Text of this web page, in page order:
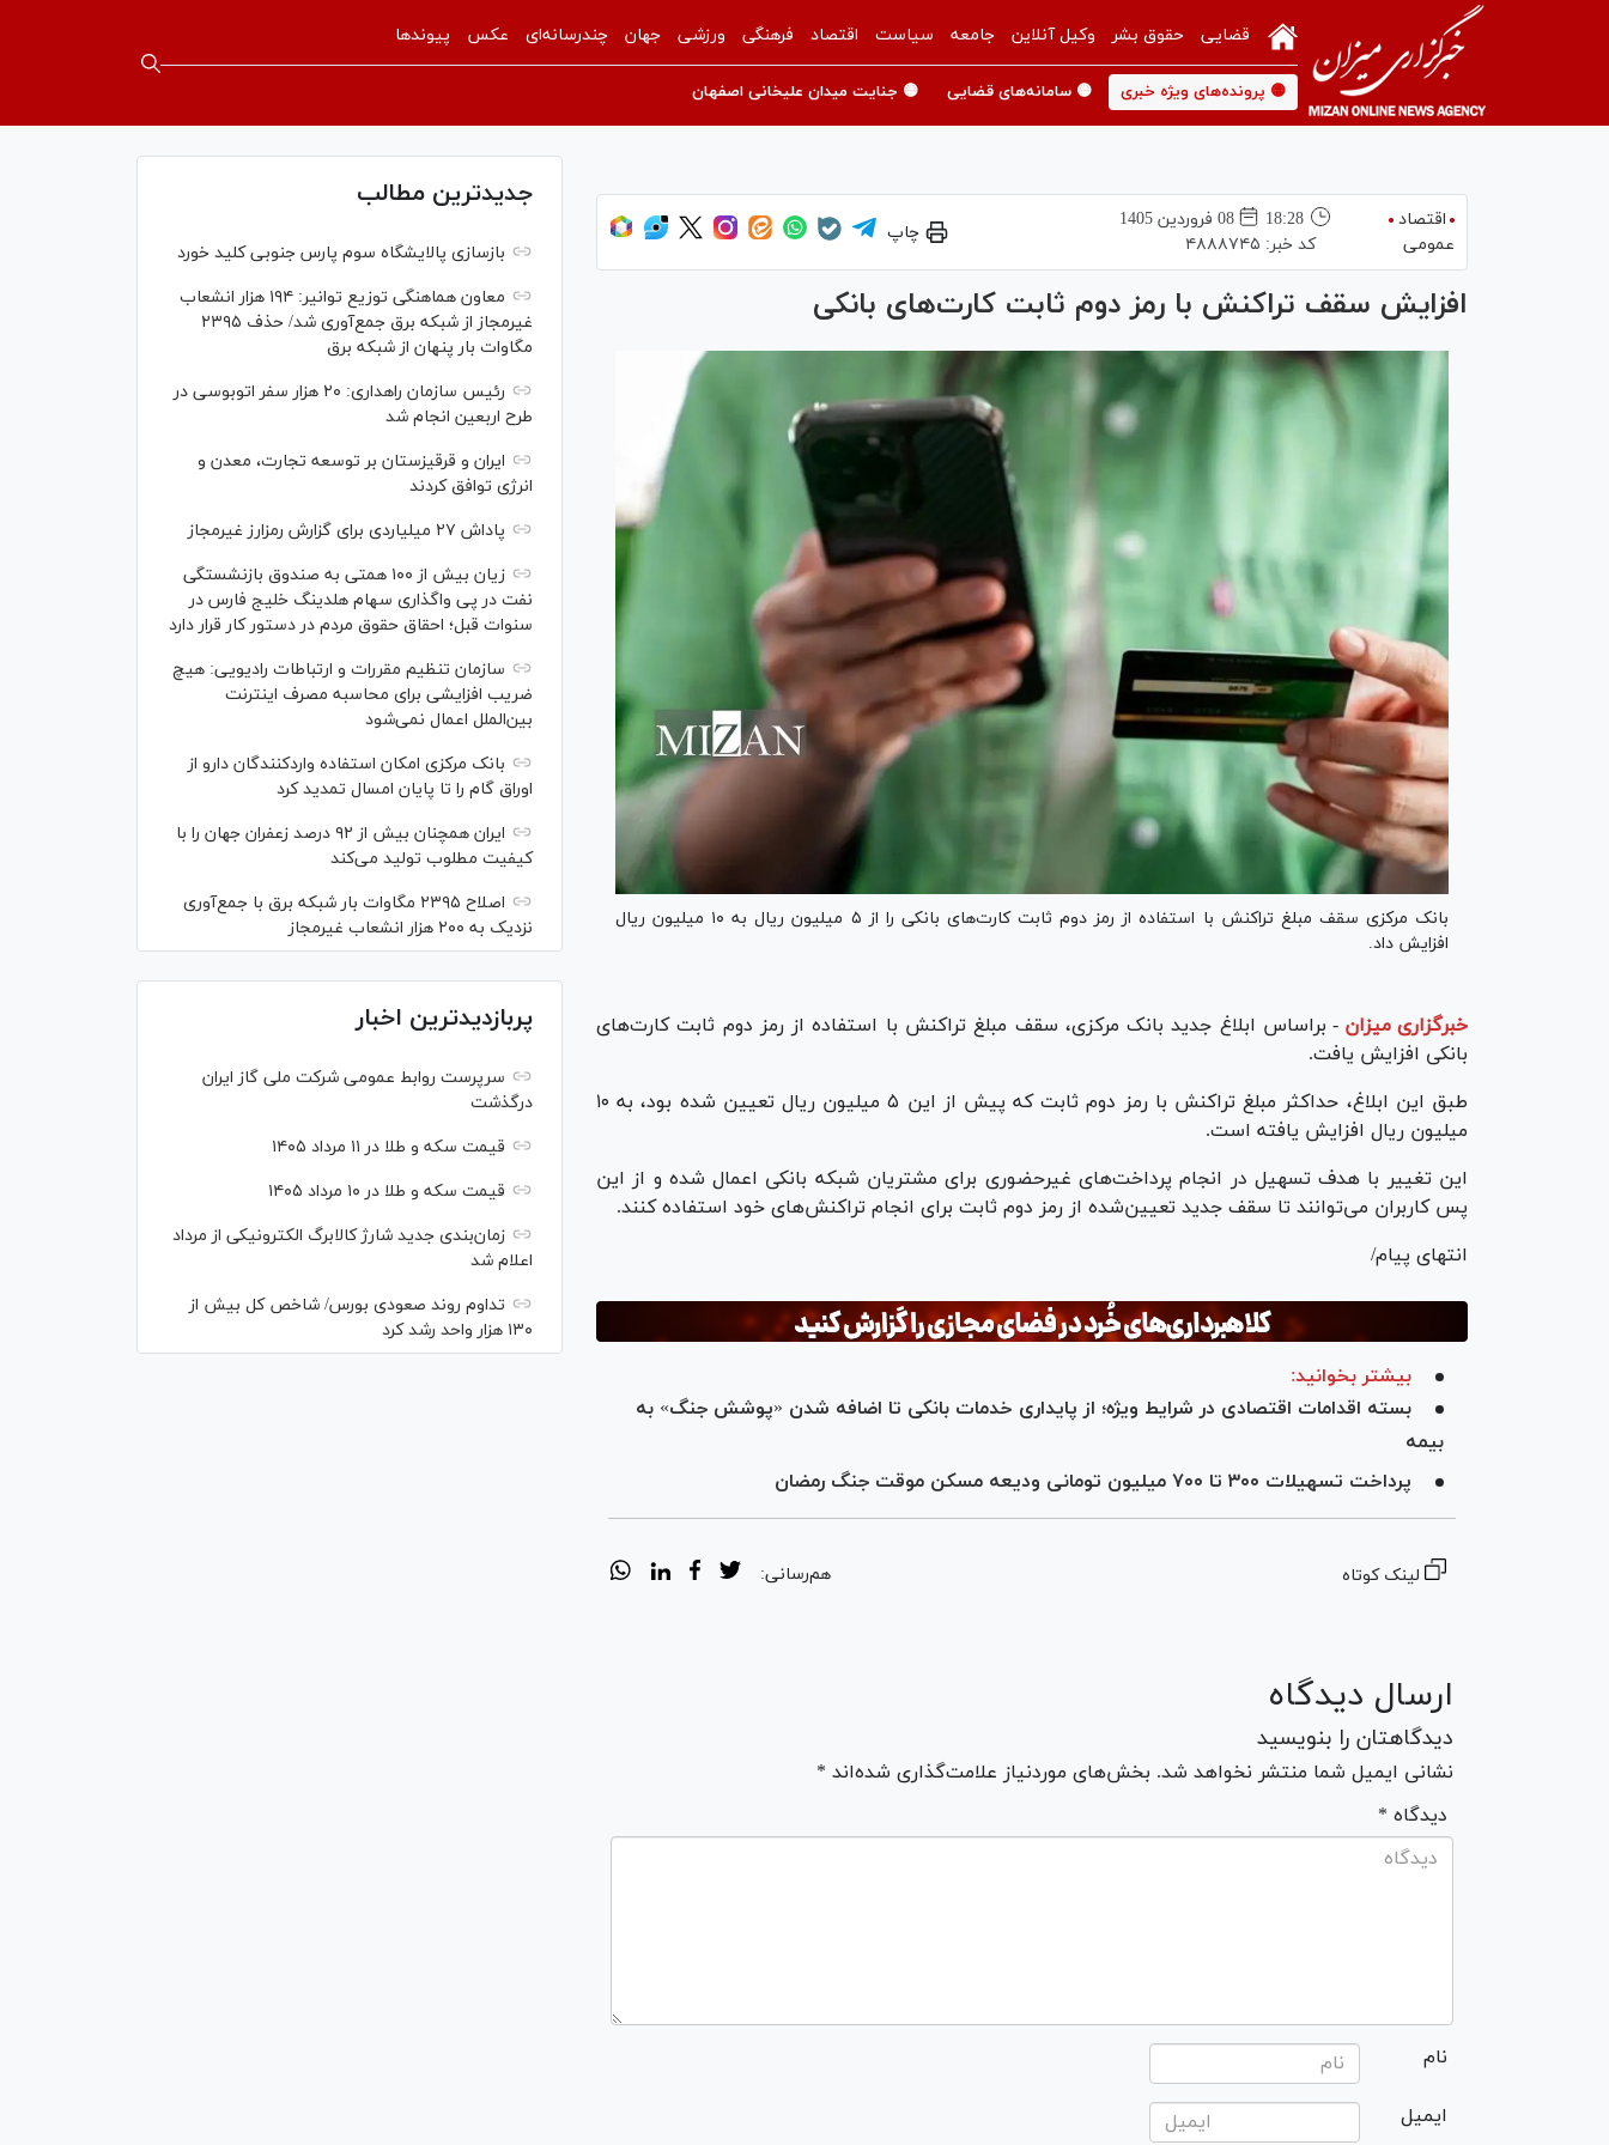
قضایی حقوق بشر وکیل آنلاین جامعه سیاست اقتصاد فرهنگی ورزشی جهان چندرسانه‌ای عکس پیوندها
🟡 پرونده‌های ویژه خبری 🟡 سامانه‌های قضایی 🟡 جنایت میدان علیخانی اصفهان
اقتصاد
عمومی
18:28
08 فروردين 1405
کد خبر: ۴۸۸۸۷۴۵
چاپ
افزایش سقف تراکنش با رمز دوم ثابت کارت‌های بانکی
بانک مرکزی سقف مبلغ تراکنش با استفاده از رمز دوم ثابت کارت‌های بانکی را از ۵ میلیون ریال به ۱۰ میلیون ریال
افزایش داد.
خبرگزاری میزان - براساس ابلاغ جدید بانک مرکزی، سقف مبلغ تراکنش با استفاده از رمز دوم ثابت کارت‌های
بانکی افزایش یافت.
طبق این ابلاغ، حداکثر مبلغ تراکنش با رمز دوم ثابت که پیش از این ۵ میلیون ریال تعیین شده بود، به ۱۰
میلیون ریال افزایش یافته است.
این تغییر با هدف تسهیل در انجام پرداخت‌های غیرحضوری برای مشتریان شبکه بانکی اعمال شده و از این
پس کاربران می‌توانند تا سقف جدید تعیین‌شده از رمز دوم ثابت برای انجام تراکنش‌های خود استفاده کنند.
انتهای پیام/
بیشتر بخوانید:
بسته اقدامات اقتصادی در شرایط ویژه؛ از پایداری خدمات بانکی تا اضافه شدن «پوشش جنگ» به
بیمه
پرداخت تسهیلات ۳۰۰ تا ۷۰۰ میلیون تومانی ودیعه مسکن موقت جنگ رمضان
لینک کوتاه هم‌رسانی:
ارسال دیدگاه
دیدگاهتان را بنویسید
نشانی ایمیل شما منتشر نخواهد شد. بخش‌های موردنیاز علامت‌گذاری شده‌اند *
* دیدگاه
نام
ایمیل
جدیدترین مطالب
بازسازی پالایشگاه سوم پارس جنوبی کلید خورد
معاون هماهنگی توزیع توانیر: ۱۹۴ هزار انشعاب
غیرمجاز از شبکه برق جمع‌آوری شد/ حذف ۲۳۹۵
مگاوات بار پنهان از شبکه برق
رئیس سازمان راهداری: ۲۰ هزار سفر اتوبوسی در
طرح اربعین انجام شد
ایران و قرقیزستان بر توسعه تجارت، معدن و
انرژی توافق کردند
پاداش ۲۷ میلیاردی برای گزارش رمزارز غیرمجاز
زیان بیش از ۱۰۰ همتی به صندوق بازنشستگی
نفت در پی واگذاری سهام هلدینگ خلیج فارس در
سنوات قبل؛ احقاق حقوق مردم در دستور کار قرار دارد
سازمان تنظیم مقررات و ارتباطات رادیویی: هیچ
ضریب افزایشی برای محاسبه مصرف اینترنت
بین‌الملل اعمال نمی‌شود
بانک مرکزی امکان استفاده واردکنندگان دارو از
اوراق گام را تا پایان امسال تمدید کرد
ایران همچنان بیش از ۹۲ درصد زعفران جهان را با
کیفیت مطلوب تولید می‌کند
اصلاح ۲۳۹۵ مگاوات بار شبکه برق با جمع‌آوری
نزدیک به ۲۰۰ هزار انشعاب غیرمجاز
پربازدیدترین اخبار
سرپرست روابط عمومی شرکت ملی گاز ایران
درگذشت
قیمت سکه و طلا در ۱۱ مرداد ۱۴۰۵
قیمت سکه و طلا در ۱۰ مرداد ۱۴۰۵
زمان‌بندی جدید شارژ کالابرگ الکترونیکی از مرداد
اعلام شد
تداوم روند صعودی بورس/ شاخص کل بیش از
۱۳۰ هزار واحد رشد کرد